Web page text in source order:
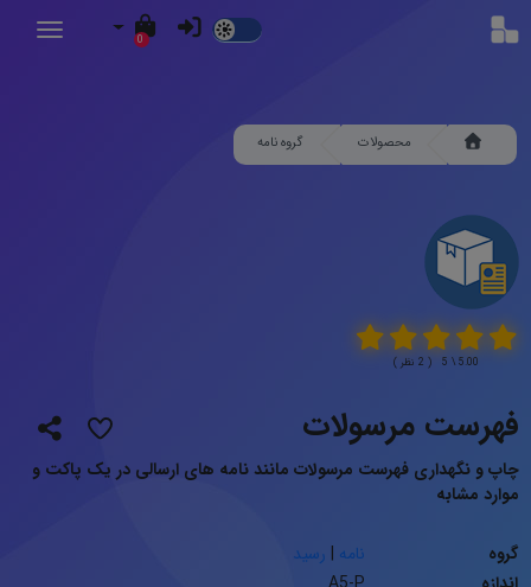
Dark
0
محصولات گروه نامه
5.00 \ 5 ( 2 نظر )
فهرست مرسولات
چاپ و نگهداری فهرست مرسولات مانند نامه های ارسالی در یک پاکت و
موارد مشابه
گروه نامه | رسید